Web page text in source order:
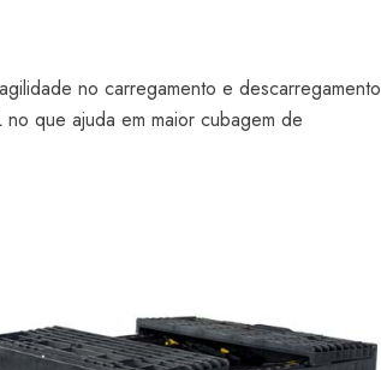
no carregamento e descarregamento
que ajuda em maior cubagem de